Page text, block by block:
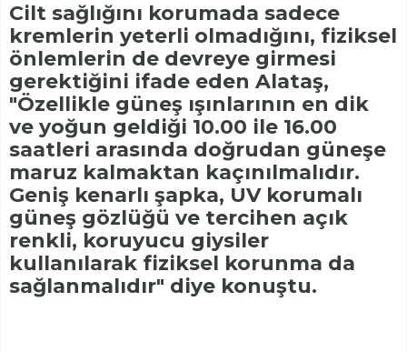
Cilt sağlığını korumada sadece
kremlerin yeterli olmadığını, fiziksel
önlemlerin de devreye girmesi
gerektiğini ifade eden Alataş,
"Özellikle güneş ışınlarının en dik
ve yoğun geldiği 10.00 ile 16.00
saatleri arasında doğrudan güneşe
maruz kalmaktan kaçınılmalıdır.
Geniş kenarlı şapka, UV korumalı
güneş gözlüğü ve tercihen açık
renkli, koruyucu giysiler
kullanılarak fiziksel korunma da
sağlanmalıdır" diye konuştu.